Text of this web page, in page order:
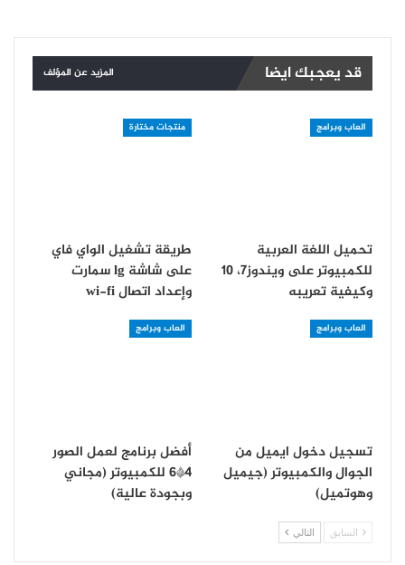
قد يعجبك ايضا المزيد عن المؤلف
العاب وبرامج
تحميل اللغة العربية
للكمبيوتر على ويندوز7، 10
وكيفية تعريبه
منتجات مختارة
طريقة تشغيل الواي فاي
على شاشة lg سمارت
و‏إعداد اتصال wi-fi
العاب وبرامج
تسجيل دخول ايميل من
الجوال والكمبيوتر (جيميل
وهوتميل)
العاب وبرامج
أفضل برنامج لعمل الصور
4*6 للكمبيوتر (مجاني
وبجودة عالية)
السابق التالي